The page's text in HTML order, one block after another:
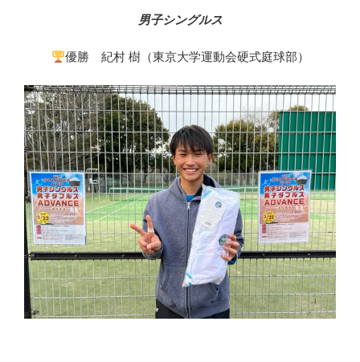
男子シングルス
優勝 紀村 樹（東京大学運動会硬式庭球部）